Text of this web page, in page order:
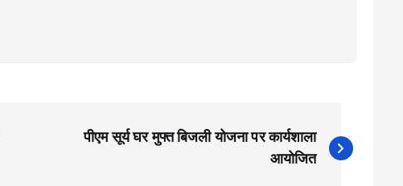
पीएम सूर्य घर मुफ्त बिजली योजना पर कार्यशाला
आयोजित